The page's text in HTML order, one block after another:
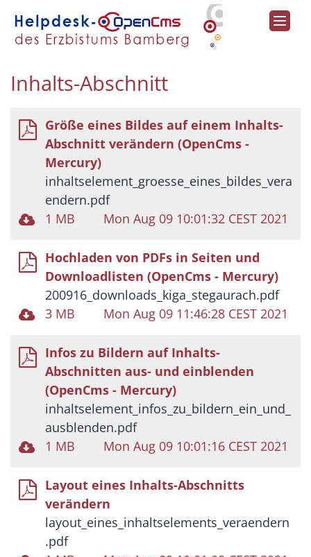
Zum Inhalt springen
Inhalts-Abschnitt
Größe eines Bildes auf einem Inhalts-
Abschnitt verändern (OpenCms -
Mercury)
inhaltselement_groesse_eines_bildes_vera
endern.pdf
1 MB
Mon Aug 09 10:01:32 CEST 2021
Hochladen von PDFs in Seiten und
Downloadlisten (OpenCms - Mercury)
200916_downloads_kiga_stegaurach.pdf
3 MB
Mon Aug 09 11:46:28 CEST 2021
Infos zu Bildern auf Inhalts-
Abschnitten aus- und einblenden
(OpenCms - Mercury)
inhaltselement_infos_zu_bildern_ein_und_
ausblenden.pdf
1 MB
Mon Aug 09 10:01:16 CEST 2021
Layout eines Inhalts-Abschnitts
verändern
layout_eines_inhaltselements_veraendern
.pdf